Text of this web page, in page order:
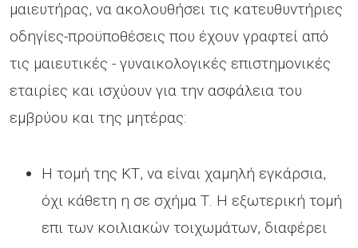
μαιευτήρας, να ακολουθήσει τις κατευθυντήριες
οδηγίες-προϋποθέσεις που έχουν γραφτεί από
τις μαιευτικές - γυναικολογικές επιστημονικές
εταιρίες και ισχύουν για την ασφάλεια του
εμβρύου και της μητέρας:
Η τομή της ΚΤ, να είναι χαμηλή εγκάρσια,
όχι κάθετη η σε σχήμα Τ. Η εξωτερική τομή
επι των κοιλιακών τοιχωμάτων, διαφέρει